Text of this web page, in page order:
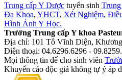
Trung cấp Y Dược tuyển sinh
Đa Khoa, YHCT, Xét Nghiệm,
Hình Ảnh Y Học.
Trường Trung cấp Y khoa
Địa chỉ: 101 Tô Vĩnh Diện,
Điện thoại: 04.6296.6296 -
Mọi thông tin để cho sinh viên
Khuyến cáo độc giả không tự ý áp